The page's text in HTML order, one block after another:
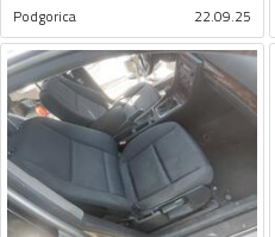
Podgorica 22.09.25